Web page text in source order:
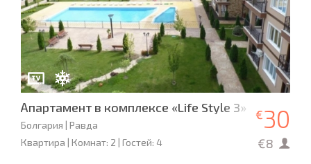
Апартамент в комплексе «Life Style 3»
Болгария | Равда
Квартира | Комнат: 2 | Гостей: 4
€30
€8